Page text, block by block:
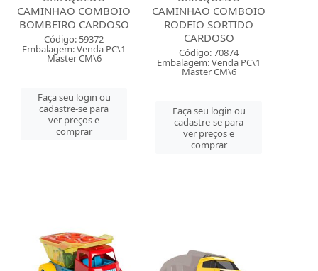
CAMINHAO COMBOIO
BOMBEIRO CARDOSO
Código: 59372
Embalagem: Venda PC\1
Master CM\6
Faça seu login ou
cadastre-se para
ver preços e
comprar
CAMINHAO COMBOIO
RODEIO SORTIDO
CARDOSO
Código: 70874
Embalagem: Venda PC\1
Master CM\6
Faça seu login ou
cadastre-se para
ver preços e
comprar